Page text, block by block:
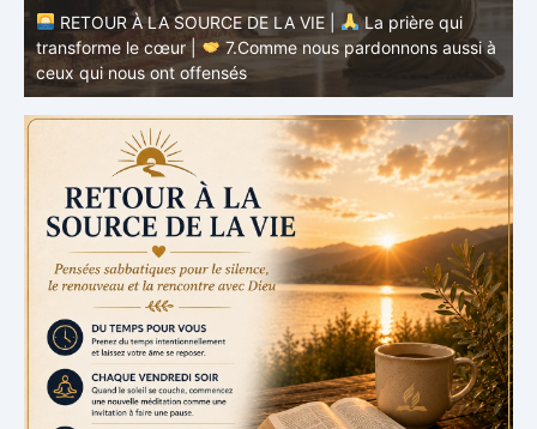
RETOUR À LA SOURCE DE LA VIE |
La prière qui
transforme le cœur |
7.Comme nous pardonnons aussi à
ceux qui nous ont offensés